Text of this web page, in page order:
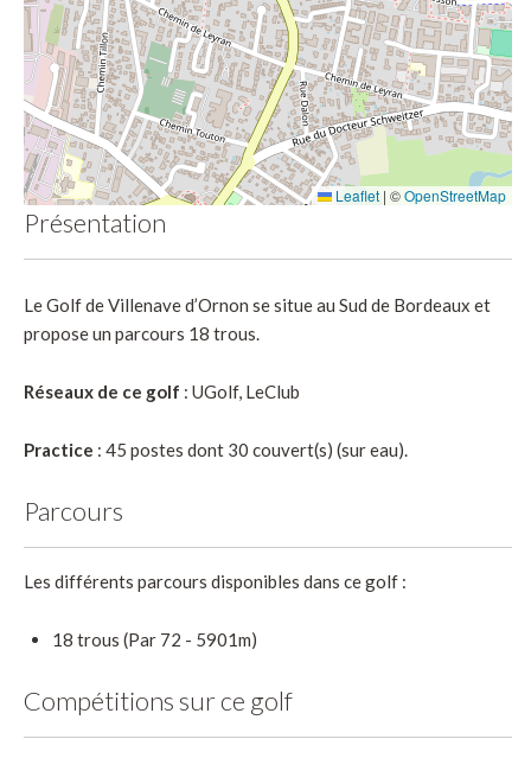
Leaflet | ©OpenStreetMap
Présentation
Le Golf de Villenave d’Ornon se situe au Sud de Bordeaux et
propose un parcours 18 trous.
Réseaux de ce golf : UGolf, LeClub
Practice : 45 postes dont 30 couvert(s) (sur eau).
Parcours
Les différents parcours disponibles dans ce golf :
18 trous (Par 72 - 5901m)
Compétitions sur ce golf